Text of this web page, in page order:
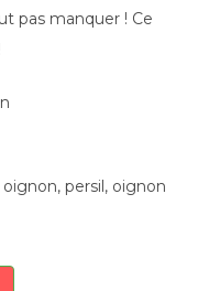
pas manquer ! Ce
persil, oignon